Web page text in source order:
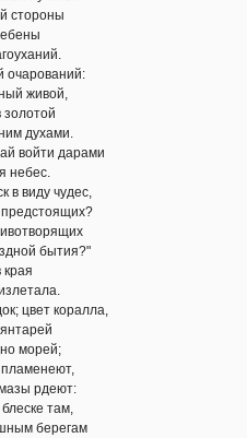
живой,
дарами
чудес,
бытия?"
коралла,
рдеют:
там,
берегам